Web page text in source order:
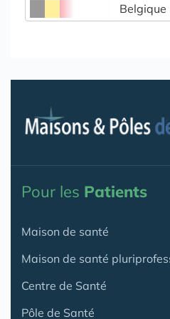
Belgique
Pour les Patients
Maison de santé
Maison de santé
Centre de Santé
Pôle de Santé